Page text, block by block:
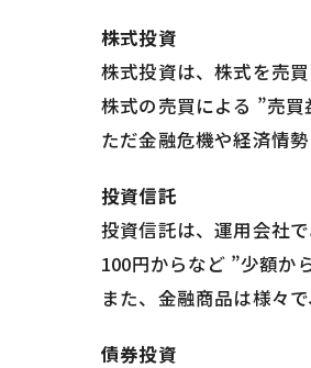
株式投資
株式投資は、株式を売
株式の売買による ”売買
ただ金融危機や経済情
投資信託
投資信託は、運用会社
100円からなど ”少額か
また、金融商品は様々
債券投資